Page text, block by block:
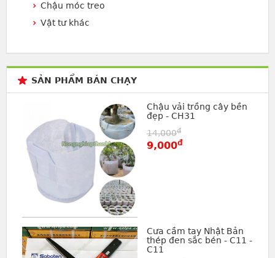
Chậu móc treo
Vật tư khác
SẢN PHẨM BÁN CHẠY
Chậu vải trồng cây bền
đẹp - CH31
14,000đ
9,000đ
Cưa cầm tay Nhật Bản
thép đen sắc bén - C11 -
C11